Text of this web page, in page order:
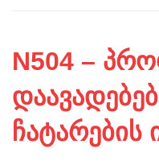
N504 –
ჩატარების